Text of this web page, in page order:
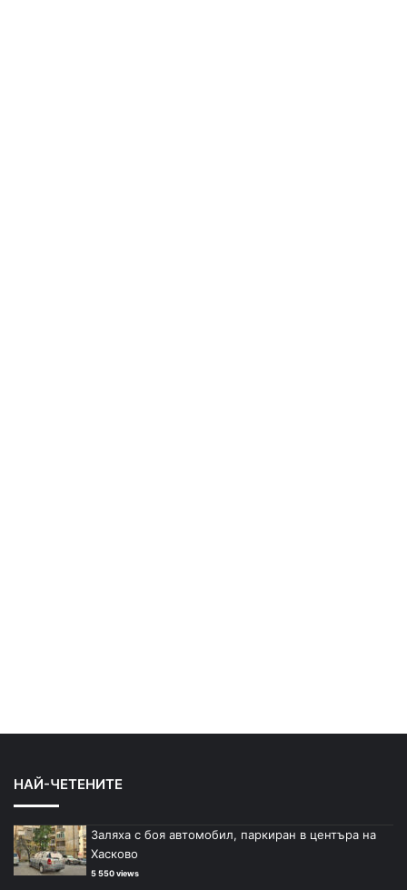
НАЙ-ЧЕТЕНИТЕ
Заляха с боя автомобил, паркиран в центъра на
Хасково
5 550 views